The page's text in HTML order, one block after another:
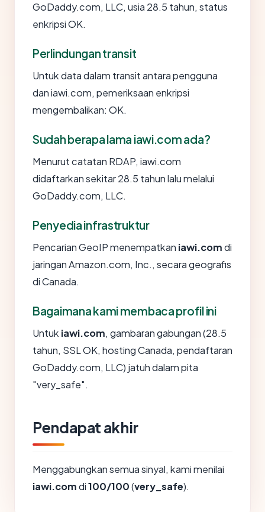
GoDaddy.com, LLC, usia 28.5 tahun, status
enkripsi OK.
Perlindungan transit
Untuk data dalam transit antara pengguna
dan iawi.com, pemeriksaan enkripsi
mengembalikan: OK.
Sudah berapa lama iawi.com ada?
Menurut catatan RDAP, iawi.com
didaftarkan sekitar 28.5 tahun lalu melalui
GoDaddy.com, LLC.
Penyedia infrastruktur
Pencarian GeoIP menempatkan iawi.comdi
jaringan Amazon.com, Inc., secara geografis
di Canada.
Bagaimana kami membaca profil ini
Untuk iawi.com, gambaran gabungan (28.5
tahun, SSL OK, hosting Canada, pendaftaran
GoDaddy.com, LLC) jatuh dalam pita
"very_safe".
Pendapat akhir
Menggabungkan semua sinyal, kami menilai
iawi.comdi100/100(very_safe).